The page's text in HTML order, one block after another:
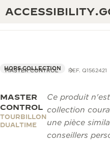
GARANTIE JAEGER-
THE GOLDEN RATIO
THE REVERSO 1931
EXCELLENCE : PLUS
CRÉATIVITÉ : PLUS
MASTER CONTROL REF. Q1562421
HORS COLLECTION
MASTER
CONTROL
TOURBILLON
DUALTIME
Ce produit
collection
une pièce
conseillers